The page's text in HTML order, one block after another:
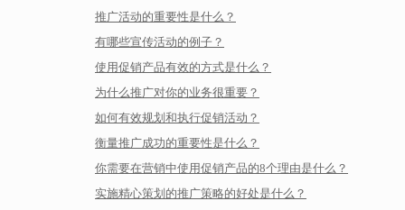
推广活动的重要性是什么？
有哪些宣传活动的例子？
使用促销产品有效的方式是什么？
为什么推广对你的业务很重要？
如何有效规划和执行促销活动？
衡量推广成功的重要性是什么？
你需要在营销中使用促销产品的8个理由是什么？
实施精心策划的推广策略的好处是什么？